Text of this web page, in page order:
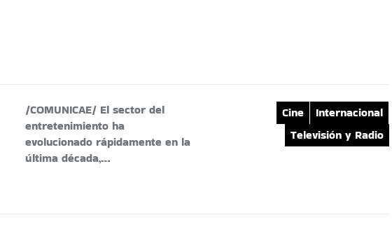
Cine
Internacional
Televisión y Radio
/COMUNICAE/ El sector del
entretenimiento ha
evolucionado rápidamente en la
última década,…